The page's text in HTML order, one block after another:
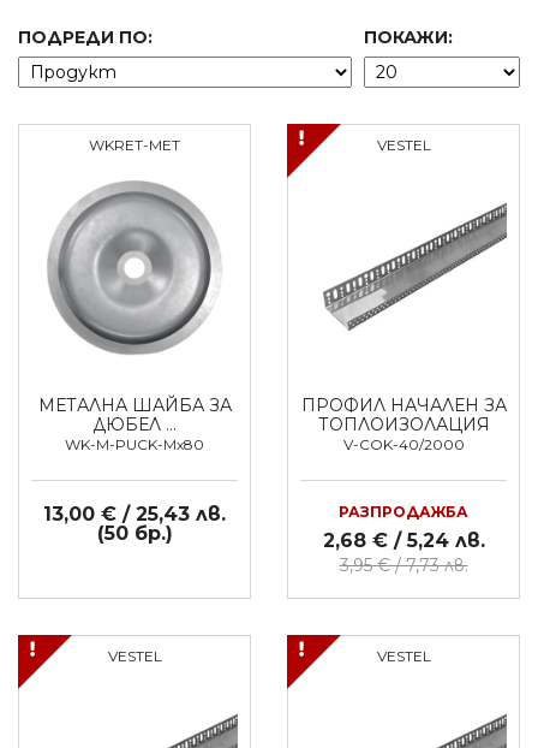
ПОДРЕДИ ПО: ПОКАЖИ:
WKRET-MET
МЕТАЛНА ШАЙБА ЗА
ДЮБЕЛ …
WK-M-PUCK-Mx80
13,00 € / 25,43 лв.
(50 бр.)
VESTEL
ПРОФИЛ НАЧАЛЕН ЗА
ТОПЛОИЗОЛАЦИЯ
V-COK-40/2000
РАЗПРОДАЖБА
2,68 € / 5,24 лв.
3,95 € / 7,73 лв.
VESTEL VESTEL